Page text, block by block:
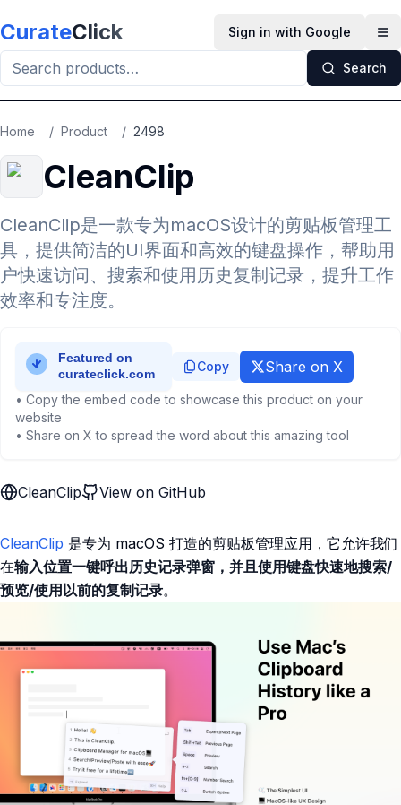
CurateClick Sign in with Google
Search
Home / Product / 2498
CleanClip
CleanClip是一款专为macOS设计的剪贴板管理工
具，提供简洁的UI界面和高效的键盘操作，帮助用
户快速访问、搜索和使用历史复制记录，提升工作
效率和专注度。
Copy Share on X
• Copy the embed code to showcase this product on your
website
• Share on X to spread the word about this amazing tool
CleanClip View on GitHub
CleanClip 是专为 macOS 打造的剪贴板管理应用，它允许我们
在输入位置一键呼出历史记录弹窗，并且使用键盘快速地搜索/
预览/使用以前的复制记录。